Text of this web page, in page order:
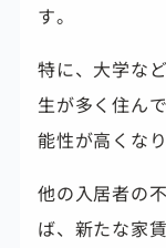
す。
特に、大学な
生が多く住ん
能性が高くなり
他の入居者の
ば、新たな家